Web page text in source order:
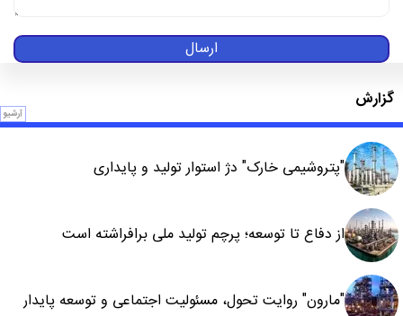
ارسال
گزارش
آرشیو
"پتروشیمی خارک" دژ استوار تولید و پایداری
از دفاع تا توسعه؛ پرچم تولید ملی برافراشته است
"مارون" روایت تحول، مسئولیت اجتماعی و توسعه پایدار